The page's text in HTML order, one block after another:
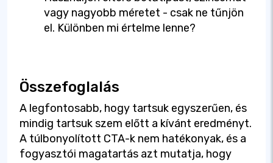
vagy nagyobb méretet - csak ne tűnjön
el. Különben mi értelme lenne?
Összefoglalás
A legfontosabb, hogy tartsuk egyszerűen, és
mindig tartsuk szem előtt a kívánt eredményt.
A túlbonyolított CTA-k nem hatékonyak, és a
fogyasztói magatartás azt mutatja, hogy